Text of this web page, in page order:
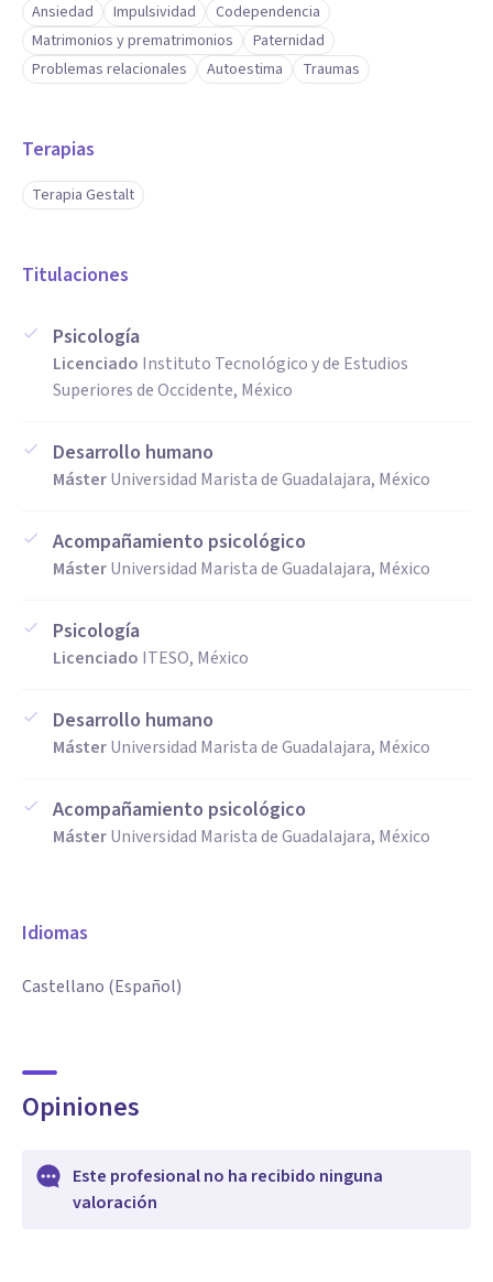
Ansiedad Impulsividad
Codependencia
Matrimonios y prematrimonios
Paternidad
Problemas relacionales
Autoestima Traumas
Terapias
Terapia Gestalt
Titulaciones
Psicología
Licenciado Instituto Tecnológico y de Estudios
Superiores de Occidente, México
Desarrollo humano
MásterUniversidad Marista de Guadalajara, México
Acompañamiento psicológico
MásterUniversidad Marista de Guadalajara, México
Psicología
Licenciado ITESO, México
Desarrollo humano
MásterUniversidad Marista de Guadalajara, México
Acompañamiento psicológico
MásterUniversidad Marista de Guadalajara, México
Idiomas
Castellano (Español)
Opiniones
Este profesional no ha recibido ninguna
valoración